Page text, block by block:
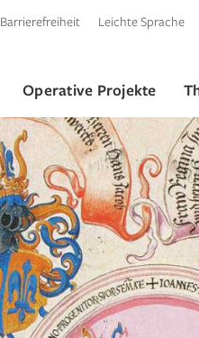
Barrierefreiheit Leichte Sprache
Operative Projekte